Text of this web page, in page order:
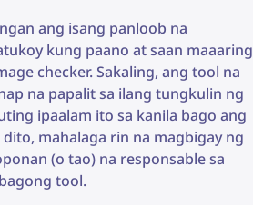
ang isang panloob na
kung paano at saan maaaring
checker. Sakaling, ang tool na
na papalit sa ilang tungkulin ng
ipaalam ito sa kanila bago ang
mahalaga rin na magbigay ng
(o tao) na responsable sa
tool.